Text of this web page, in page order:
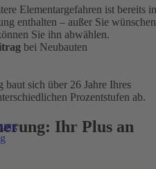
Elementargefahren ist bereits in
enthalten – außer Sie wünschen
Sie ihn abwählen.
bei Neubauten
sich über 26 Jahre Ihres
Prozentstufen ab.
Ihr Plus an